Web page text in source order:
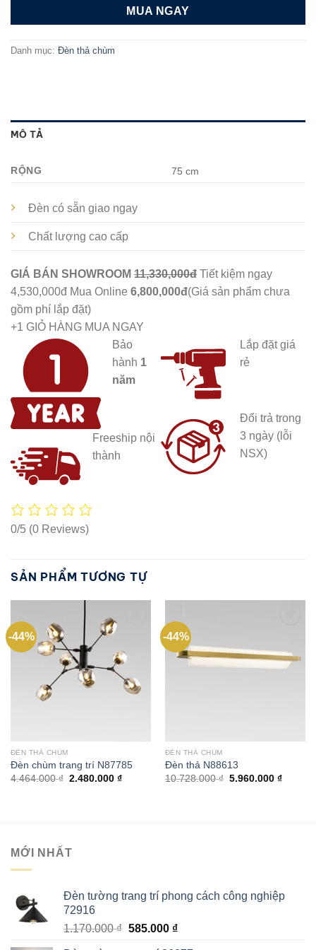
MUA NGAY
Danh mục: Đèn thả chùm
MÔ TẢ
RỘNG 75 cm
Đèn có sẵn giao ngay
Chất lượng cao cấp
GIÁ BÁN SHOWROOM 11,330,000đ Tiết kiệm ngay
4,530,000đ Mua Online 6,800,000đ(Giá sản phẩm chưa
gồm phí lắp đặt)
+1 GIỎ HÀNG MUA NGAY
Bảo
hành 1
năm
Freeship nội
thành
Lắp đặt giá
rẻ
Đổi trả trong
3 ngày (lỗi
NSX)
0/5 (0 Reviews)
SẢN PHẨM TƯƠNG TỰ
-44%
ĐÈN THẢ CHÙM
Đèn chùm trang trí N87785
4.464.000₫ Giá
2.480.000 ₫Giá
-44%
ĐÈN THẢ CHÙM
Đèn thả N88613
10.728.000₫ Giá
5.960.000 ₫Giá
MỚI NHẤT
Đèn tường trang trí phong cách công nghiệp
72916
1.170.000₫ Giá
585.000 ₫Giá